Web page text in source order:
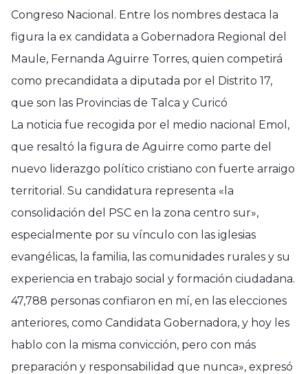
Congreso Nacional. Entre los nombres destaca la
figura la ex candidata a Gobernadora Regional del
Maule, Fernanda Aguirre Torres, quien competirá
como precandidata a diputada por el Distrito 17,
que son las Provincias de Talca y Curicó
La noticia fue recogida por el medio nacional Emol,
que resaltó la figura de Aguirre como parte del
nuevo liderazgo político cristiano con fuerte arraigo
territorial. Su candidatura representa «la
consolidación del PSC en la zona centro sur»,
especialmente por su vínculo con las iglesias
evangélicas, la familia, las comunidades rurales y su
experiencia en trabajo social y formación ciudadana.
47,788 personas confiaron en mí, en las elecciones
anteriores, como Candidata Gobernadora, y hoy les
hablo con la misma convicción, pero con más
preparación y responsabilidad que nunca», expresó